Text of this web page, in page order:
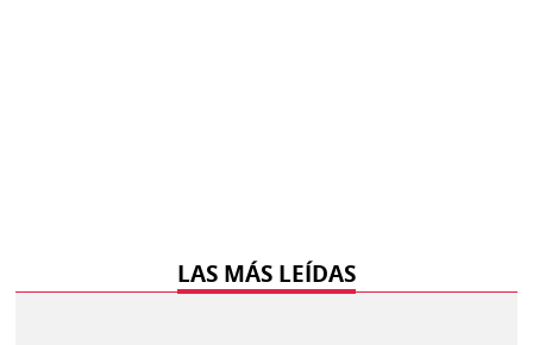
LAS MÁS LEÍDAS